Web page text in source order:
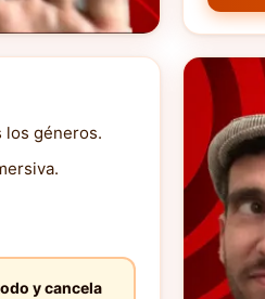
los géneros.
y cancela